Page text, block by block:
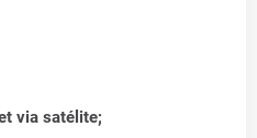
via satélite;